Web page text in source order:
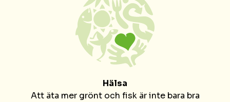
Hälsa
Att äta mer grönt och fisk är inte bara bra